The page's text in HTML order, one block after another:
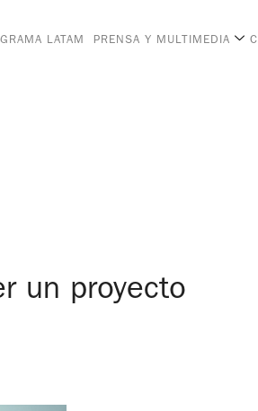
LATAM PRENSA Y MULTIMEDIA
un proyecto